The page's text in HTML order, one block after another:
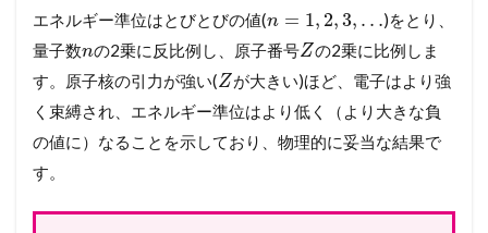
エネルギー準位はとびとびの値(n = 1, 2,3, …)をとり、
量子数nの2乗に反比例し、原子番号Zの2乗に比例しま
す。原子核の引力が強い(Zが大きい)ほど、電子はより強
く束縛され、エネルギー準位はより低く（より大きな負
の値に）なることを示しており、物理的に妥当な結果で
す。